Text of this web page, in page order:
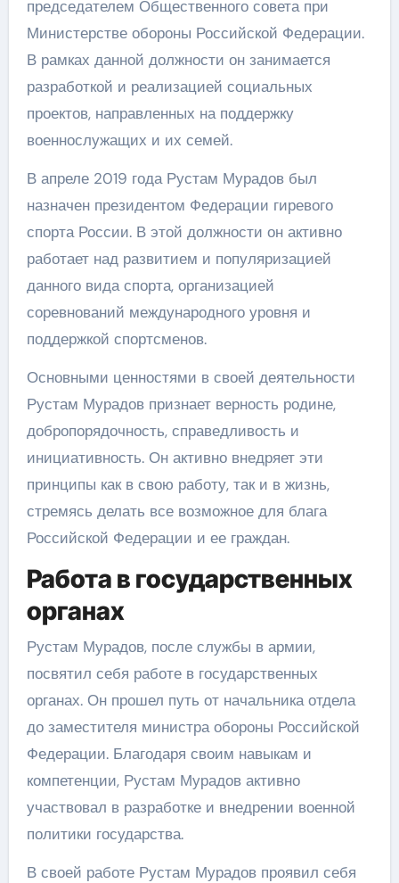
председателем Общественного совета при
Министерстве обороны Российской Федерации.
В рамках данной должности он занимается
разработкой и реализацией социальных
проектов, направленных на поддержку
военнослужащих и их семей.
В апреле 2019 года Рустам Мурадов был
назначен президентом Федерации гиревого
спорта России. В этой должности он активно
работает над развитием и популяризацией
данного вида спорта, организацией
соревнований международного уровня и
поддержкой спортсменов.
Основными ценностями в своей деятельности
Рустам Мурадов признает верность родине,
добропорядочность, справедливость и
инициативность. Он активно внедряет эти
принципы как в свою работу, так и в жизнь,
стремясь делать все возможное для блага
Российской Федерации и ее граждан.
Работа в государственных
органах
Рустам Мурадов, после службы в армии,
посвятил себя работе в государственных
органах. Он прошел путь от начальника отдела
до заместителя министра обороны Российской
Федерации. Благодаря своим навыкам и
компетенции, Рустам Мурадов активно
участвовал в разработке и внедрении военной
политики государства.
В своей работе Рустам Мурадов проявил себя